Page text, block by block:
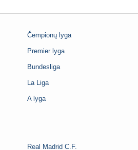
Čempionų lyga
Premier lyga
Bundesliga
La Liga
A lyga
Real Madrid C.F.